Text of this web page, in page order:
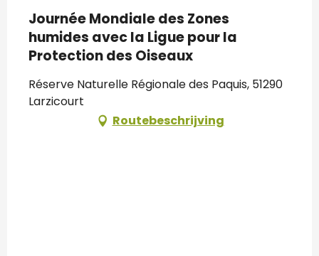
Journée Mondiale des Zones
humides avec la Ligue pour la
Protection des Oiseaux
Réserve Naturelle Régionale des Paquis, 51290
Larzicourt
Routebeschrijving